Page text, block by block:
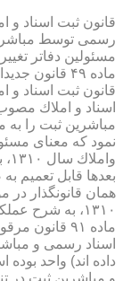
مسئولین دفاتر
مباشرین ثبت را به
بعدها قابل تعمیم
۱۳۱۰، به شرح
ماده ۹۱
اسناد رسمی و
داده اند) واحد